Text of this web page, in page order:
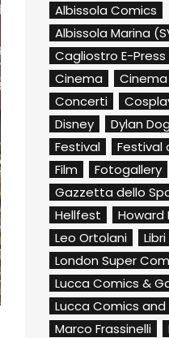
Albissola Comics
Albissola Marina
Cagliostro E-Press
Cinema
Concerti
Disney
Dylan Dog
Festival
Festival
Film
Fotogallery
Gazzetta dello
Hellfest
Howard
Leo Ortolani
Libri
London Super
Lucca Comics &
Lucca Comics
Marco Frassinelli